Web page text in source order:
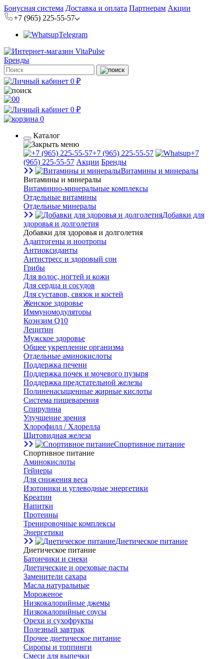
Бонусная система Доставка и оплата Партнерам Акции
+7 (965) 225-55-57
Telegram
Бренды
0 ₽
0
0 ₽
0
Каталог
+7 (965) 225-55-57
+7
(965) 225-55-57 Акции Бренды
Витамины и минералы
Витамины и минералы
Витаминно-минеральные комплексы
Отдельные витамины
Отдельные минералы
Добавки для
здоровья и долголетия
Добавки для здоровья и долголетия
Адаптогены и ноотропы
Антиоксиданты
Антистресс и здоровый сон
Грибы
Для волос, ногтей и кожи
Для сердца и сосудов
Для суставов, связок и костей
Женское здоровье
Иммуномодуляторы
Коэнзим Q10
Лецитин
Мужское здоровье
Общее укрепление организма
Отдельные аминокислоты
Поддержка печени
Поддержка почек и мочевого пузыря
Поддержка предстательной железы
Полиненасыщенные жирные кислоты
Система пищеварения
Спирулина
Улучшение зрения
Хлорофилл / Хлорелла
Щитовидная железа
Спортивное питание
Спортивное питание
Аминокислоты
Гейнеры
Для снижения веса
Изотоники и углеводные энергетики
Креатин
Напитки
Протеины
Тренировочные комплексы
Энергетики
Диетическое питание
Диетическое питание
Батончики и снеки
Диетические и ореховые пасты
Заменители сахара
Масла натуральные
Мороженое
Низкокалорийные джемы
Низкокалорийные соусы
Орехи и сухофрукты
Полезный завтрак
Прочее диетическое питание
Сиропы и топпинги
Смеси для выпечки